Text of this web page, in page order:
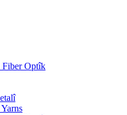
Fiber Optîk